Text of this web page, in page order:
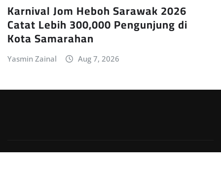
Karnival Jom Heboh Sarawak 2026
Catat Lebih 300,000 Pengunjung di
Kota Samarahan
Yasmin Zainal Aug 7, 2026